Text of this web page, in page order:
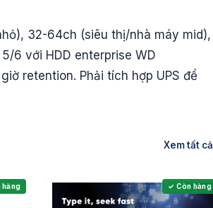
32-64ch (siêu thị/nhà máy mid),
6 với HDD enterprise WD
retention. Phải tích hợp UPS để
Xem tất cả
hàng ✓ Còn hàng